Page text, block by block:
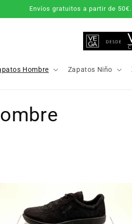
Envíos gratuitos a partir de
Hombre Zapatos Niño